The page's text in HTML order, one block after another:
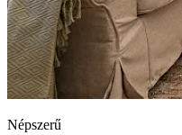
Népszerű